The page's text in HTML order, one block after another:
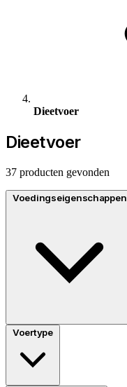
Dieetvoer
Dieetvoer
37 producten gevonden
Voedingseigenschappen
Voertype